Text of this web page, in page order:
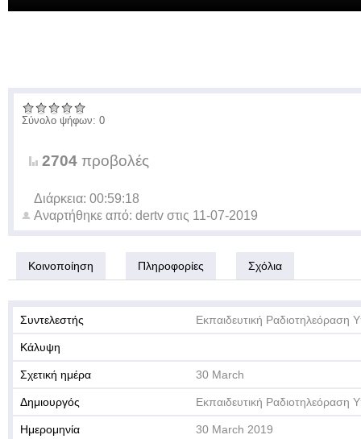
Σύνολο ψήφων: 0
2704 προβολές
Διάρκεια: 00:59:18
Αναρτήθηκε από: dertv στις 11-07-2019
Κοινοποίηση Πληροφορίες Σχόλια
Συντελεστής Εκπαιδευτική Ραδιοτηλεόραση
Κάλυψη
Σχετική ημέρα 30 March
Δημιουργός Εκπαιδευτική Ραδιοτηλεόραση
Ημερομηνία 30 March 2019